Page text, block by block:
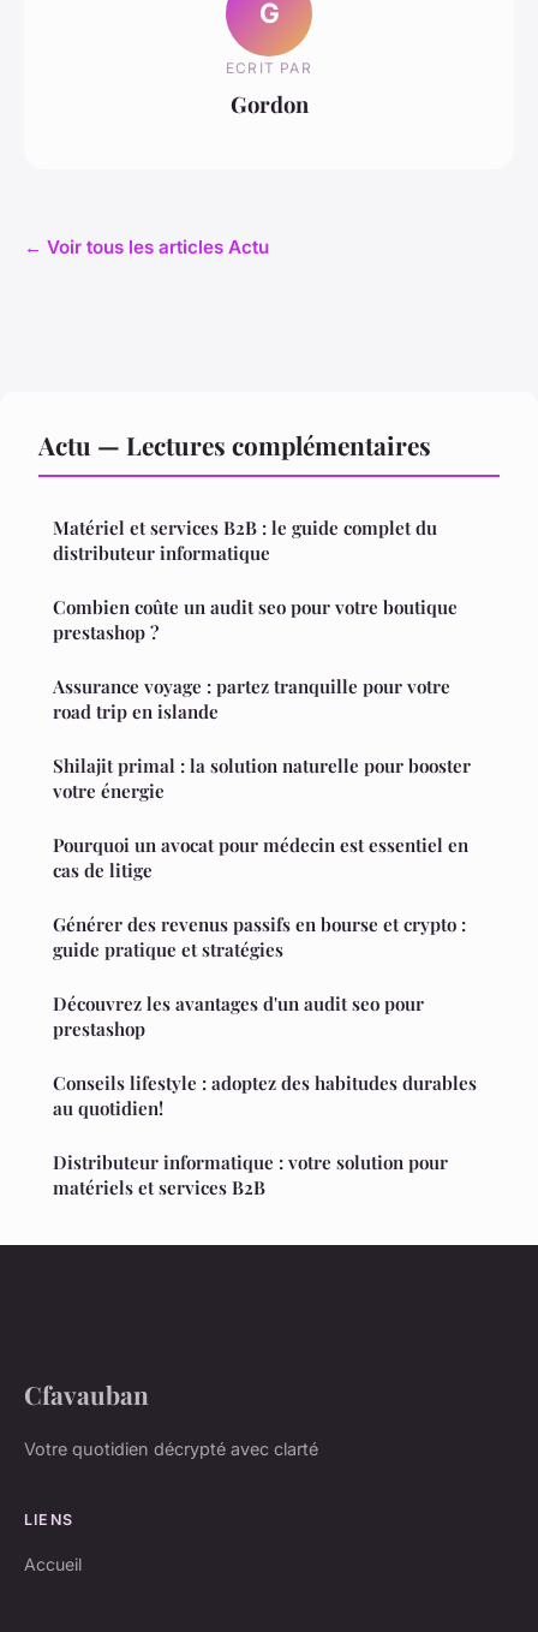
G
ECRIT PAR
Gordon
← Voir tous les articles Actu
Actu — Lectures complémentaires
Matériel et services B2B : le guide complet du
distributeur informatique
Combien coûte un audit seo pour votre boutique
prestashop ?
Assurance voyage : partez tranquille pour votre
road trip en islande
Shilajit primal : la solution naturelle pour booster
votre énergie
Pourquoi un avocat pour médecin est essentiel en
cas de litige
Générer des revenus passifs en bourse et crypto :
guide pratique et stratégies
Découvrez les avantages d'un audit seo pour
prestashop
Conseils lifestyle : adoptez des habitudes durables
au quotidien!
Distributeur informatique : votre solution pour
matériels et services B2B
Cfavauban
Votre quotidien décrypté avec clarté
LIENS
Accueil